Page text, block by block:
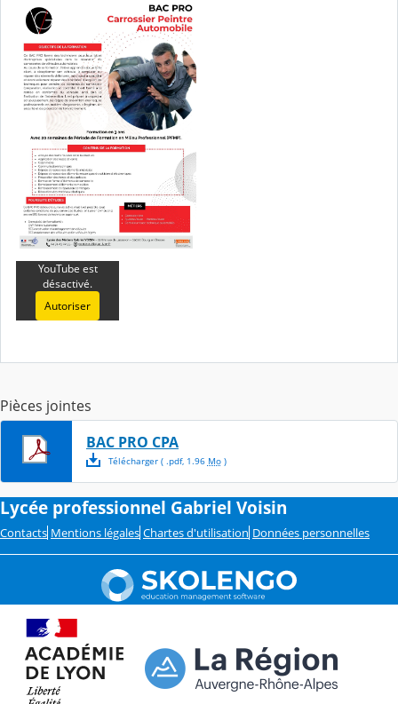
YouTube est
désactivé.
Autoriser
Pièces jointes
BAC PRO CPA
Télécharger( .pdf, 1.96 Mo)
Lycée professionnel Gabriel Voisin
Contacts Mentions légales Chartes d'utilisation Données personnelles